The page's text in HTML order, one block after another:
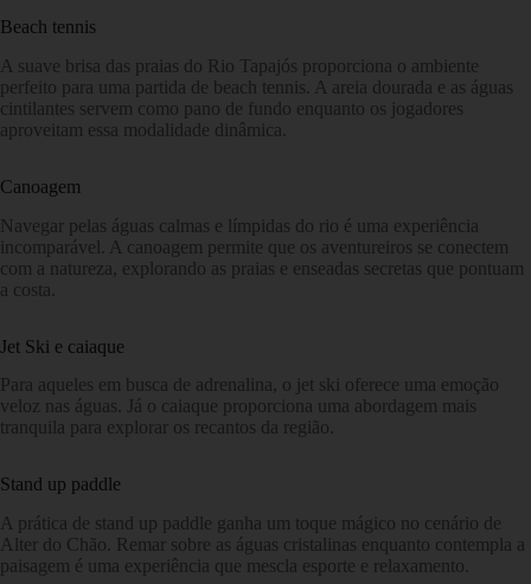
Beach tennis
A suave brisa das praias do Rio Tapajós proporciona o ambiente
perfeito para uma partida de beach tennis. A areia dourada e as águas
cintilantes servem como pano de fundo enquanto os jogadores
aproveitam essa modalidade dinâmica.
Canoagem
Navegar pelas águas calmas e límpidas do rio é uma experiência
incomparável. A canoagem permite que os aventureiros se conectem
com a natureza, explorando as praias e enseadas secretas que pontuam
a costa.
Jet Ski e caiaque
Para aqueles em busca de adrenalina, o jet ski oferece uma emoção
veloz nas águas. Já o caiaque proporciona uma abordagem mais
tranquila para explorar os recantos da região.
Stand up paddle
A prática de stand up paddle ganha um toque mágico no cenário de
Alter do Chão. Remar sobre as águas cristalinas enquanto contempla a
paisagem é uma experiência que mescla esporte e relaxamento.